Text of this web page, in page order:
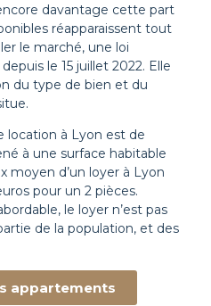
davantage cette part
réapparaissent tout
le marché, une loi
le 15 juillet 2022. Elle
du type de bien et du
location à Lyon est de
à une surface habitable
moyen d’un loyer à Lyon
pour un 2 pièces.
le loyer n’est pas
de la population, et des
appartements